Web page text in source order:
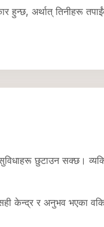
हुन्छ, अर्थात् तिनीहरू
छुटाउन सक्छ।
केन्द्र र अनुभव भएका